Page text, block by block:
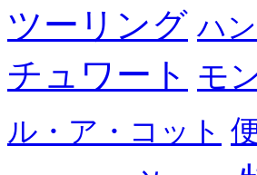
ツーリング ハ
チュワート モ
ル・ア・コット